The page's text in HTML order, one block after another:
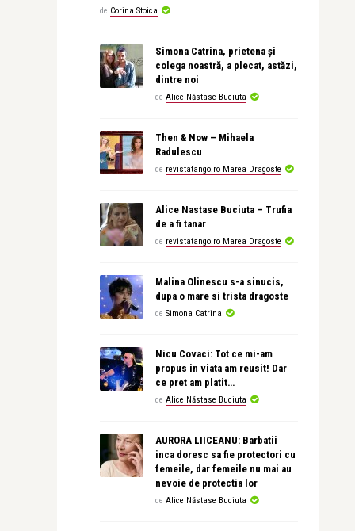
de Corina Stoica
Simona Catrina, prietena și
colega noastră, a plecat, astăzi,
dintre noi
de Alice Năstase Buciuta
Then & Now – Mihaela
Radulescu
de revistatango.ro Marea Dragoste
Alice Nastase Buciuta – Trufia
de a fi tanar
de revistatango.ro Marea Dragoste
Malina Olinescu s-a sinucis,
dupa o mare si trista dragoste
de Simona Catrina
Nicu Covaci: Tot ce mi-am
propus in viata am reusit! Dar
ce pret am platit…
de Alice Năstase Buciuta
AURORA LIICEANU: Barbatii
inca doresc sa fie protectori cu
femeile, dar femeile nu mai au
nevoie de protectia lor
de Alice Năstase Buciuta